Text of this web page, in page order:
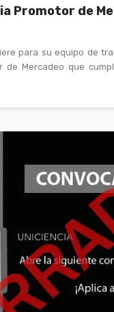
Promotor de
para su equipo de
de Mercadeo que